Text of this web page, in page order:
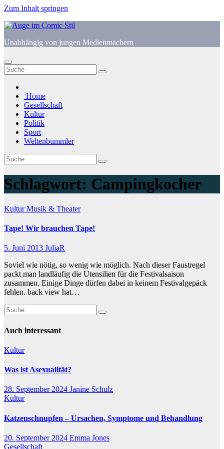
Zum Inhalt springen
Unabhängig von jungen Medienmachern
Home
Gesellschaft
Kultur
Politik
Sport
Weltenbummler
Schlagwort: Campingkocher
KulturMusik & Theater
Tape! Wir brauchen Tape!
5. Juni 2013 JuliaR
Soviel wie nötig, so wenig wie möglich. Nach dieser Faustregel
packt man landläufig die Utensilien für die Festivalsaison
zusammen. Einige Dinge dürfen dabei in keinem Festivalgepäck
fehlen. back view hat…
Auch interessant
Kultur
Was ist Asexualität?
28. September 2024 Janine Schulz
Kultur
Katzenschnupfen – Ursachen, Symptome und Behandlung
20. September 2024 Emma Jones
Gesellschaft